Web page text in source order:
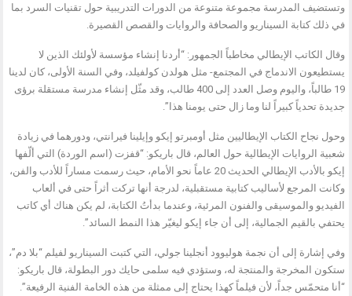
وتستضيف المدرسة مجموعة متنوعة من الدورات التدريبية حول تقنيات السرد بما
في ذلك كتابة السيناريو والصحافة والروايات والقصص القصيرة.
وقال الكاتب الإيطالي مخاطباً الجمهور: “أردنا إنشاء مؤسسة لأولئك الذين لا
يستطيعون الاندماج في المجتمع- مثل هولدن كولفيلد، وفي السنة الأولى، كان لدينا
19 طالباً، واليوم وصل العدد إلى 400 طالب، وقد مثّل إنشاء مدرسة مستقلة برؤى
جديدة تحدياً كبيراً لنا وما زال حتى يومنا هذا”.
وحول نجاح الكتاب الإيطاليين مثل أومبرتو إيكو وإيلينا فيرانتي، ودورهما في زيادة
شعبية الروايات الإيطالية حول العالم، قال باريكو: “قفزت (اسم الوردة) التي ألّفها
إيكو بالأدب الإيطالي الحديث 20 عاماً نحو الأمام، حيث رسمت مساراً للأدب والفن،
وكانت المرجع لأساليب كتابية مستقبلية، لدرجة أنها تركت أثراً حتى في ألعاب
الفيديو والموسيقى والفنون المرئية، وعندما بدأتُ الكتابة، لم يكن هناك أي كاتب
يحتفي بالقيم الجمالية، إلى أن جاء إيكو ليغيّر هذا النمط السائد”.
وفي إشارة إلى أن نجمة هوليوود أنجلينا جولي، التي كتبت السيناريو لفيلم “بلا دم”،
ستكون المخرجة والمنتجة له، وستؤدي فيه سلمى حايك دور البطولة، قال باريكو:
“أنا متحمّس جداً، لأن فيلماً كهذا يحتاج إلى ممثلة من هذه الخامة الفنية الرفيعة”.